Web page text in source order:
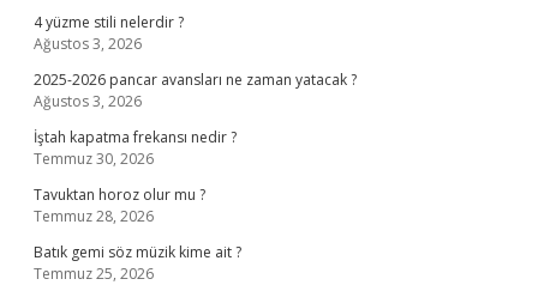
4 yüzme stili nelerdir ?
Ağustos 3, 2026
2025-2026 pancar avansları ne zaman yatacak ?
Ağustos 3, 2026
İştah kapatma frekansı nedir ?
Temmuz 30, 2026
Tavuktan horoz olur mu ?
Temmuz 28, 2026
Batık gemi söz müzik kime ait ?
Temmuz 25, 2026